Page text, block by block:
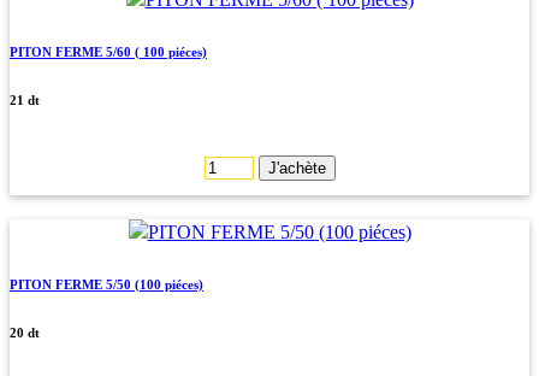
PITON FERME 5/60 ( 100 piéces)
21 dt
J'achète
PITON FERME 5/50 (100 piéces)
20 dt